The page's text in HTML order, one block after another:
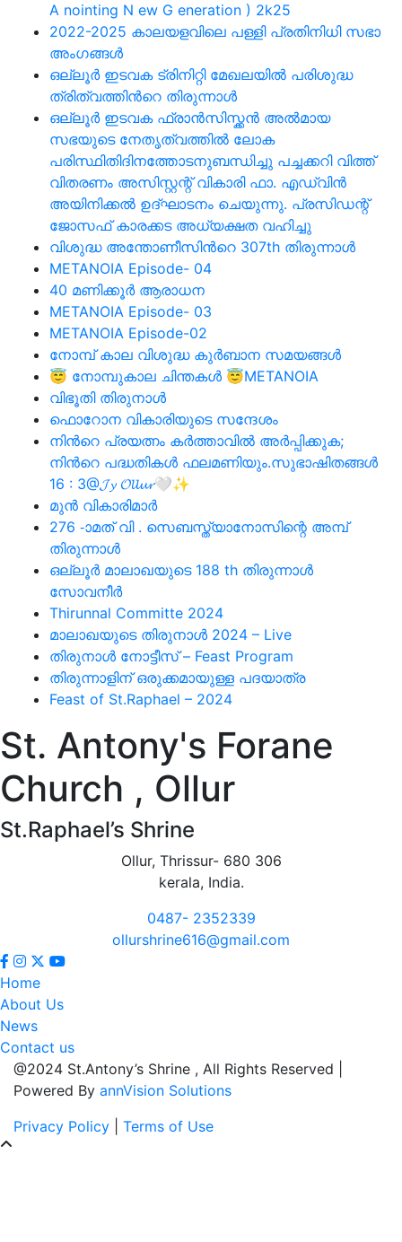
A nointing N ew G eneration ) 2k25
2022-2025 കാലയളവിലെ പള്ളി പ്രതിനിധി സഭാ
അംഗങ്ങള്‍
ഒല്ലൂര്‍ ഇടവക ട്രിനിറ്റി മേഖലയില്‍ പരിശുദ്ധ
ത്രിത്വത്തിന്‍റെ തിരുന്നാള്‍
ഒല്ലൂർ ഇടവക ഫ്രാൻസിസ്ക്കൻ അൽമായ
സഭയുടെ നേതൃത്വത്തിൽ ലോക
പരിസ്ഥിതിദിനത്തോടനുബന്ധിച്ചു പച്ചക്കറി വിത്ത്
വിതരണം അസിസ്റ്റന്റ് വികാരി ഫാ. എഡ്വിൻ
അയിനിക്കൽ ഉദ്ഘാടനം ചെയുന്നു. പ്രസിഡന്റ്‌
ജോസഫ് കാരക്കട അധ്യക്ഷത വഹിച്ചു
വിശുദ്ധ അന്തോണീസിന്‍റെ 307th തിരുന്നാള്‍
METANOIA Episode- 04
40 മണിക്കൂര്‍ ആരാധന
METANOIA Episode- 03
METANOIA Episode-02
നോമ്പ് കാല വിശുദ്ധ കുര്‍ബാന സമയങ്ങള്‍
😇 നോമ്പുകാല ചിന്തകൾ 😇METANOIA
വിഭൂതി തിരുനാള്‍
ഫൊറോന വികാരിയുടെ സന്ദേശം
നിന്‍റെ പ്രയത്നം കര്‍ത്താവില്‍ അര്‍പ്പിക്കുക;
നിന്‍റെ പദ്ധതികള്‍ ഫലമണിയും.സുഭാഷിതങ്ങള്‍
16 : 3@𝓙𝔂 𝓞𝓵𝓵𝓾𝓻🤍✨
മുൻ വികാരിമാർ
276 -ാമത് വി . സെബസ്ത്യാനോസിന്റെ അമ്പ്
തിരുന്നാൾ
ഒല്ലൂര്‍ മാലാഖയുടെ 188 th തിരുന്നാള്‍
സോവനീര്‍
Thirunnal Committe 2024
മാലാഖയുടെ തിരുനാൾ 2024 – Live
തിരുനാൾ നോട്ടീസ് – Feast Program
തിരുന്നാളിന് ഒരുക്കമായുള്ള പദയാത്ര
Feast of St.Raphael – 2024
St. Antony's Forane
Church , Ollur
St.Raphael’s Shrine
Ollur, Thrissur- 680 306
kerala, India.
0487- 2352339
ollurshrine616@gmail.com
Home
About Us
News
Contact us
@2024 St.Antony’s Shrine , All Rights Reserved |
Powered By annVision Solutions
Privacy Policy
Terms of Use